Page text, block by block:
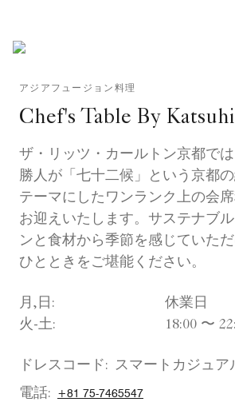
アジアフュージョン料理
Chef's Table By
ザ・リッツ・カールトン京都で
勝人が「七十二候」という京都
テーマにしたワンランク上の会
お迎えいたします。サステナブ
ンと食材から季節を感じていた
ひとときをご堪能ください。
月,日:
休業日
火-土:
18:00 〜
ドレスコード: スマートカジュア
電話:
+81 75-7465547